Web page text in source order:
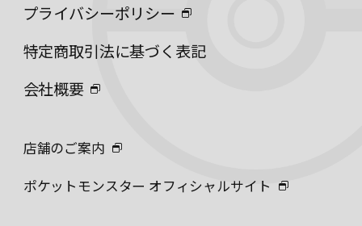
プライバシーポリシー
特定商取引法に基づく表記
会社概要
店舗のご案内
ポケットモンスター オフィシャルサイト